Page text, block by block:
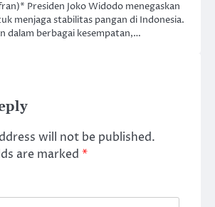
Presiden Joko Widodo menegaskan
menjaga stabilitas pangan di Indonesia.
dalam berbagai kesempatan,…
will not be published.
are marked *